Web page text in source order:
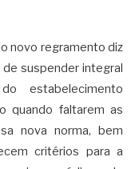
novo regramento diz
suspender integral
estabelecimento
quando faltarem as
nova norma, bem
critérios para a